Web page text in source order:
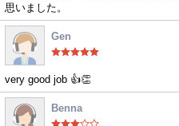
思いました。
Gen
very good job 👍👏
Benna